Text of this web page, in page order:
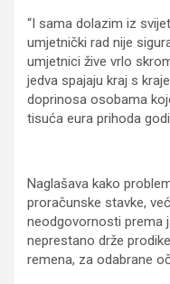
“I sama dolazim iz
umjetnički rad nije
umjetnici žive vrlo
jedva spajaju kraj s
doprinosa osobama
tisuća eura prihoda
Naglašava kako
proračunske stavke,
neodgovornosti prema
neprestano drže
remena, za odabrane